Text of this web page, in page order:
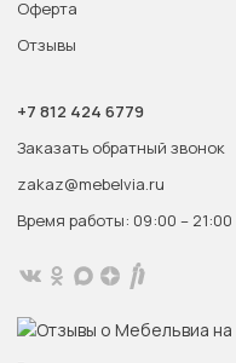
Оферта
Отзывы
+7 812 424 6779
Заказать обратный звонок
zakaz@mebelvia.ru
Время работы: 09:00 – 21:00